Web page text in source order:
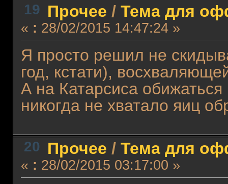
19 Прочее / Тема для
« : 28/02/2015 14:47:24 »
Я просто решил не
год, кстати),
А на Катарсиса обижаться
никогда не хватало яиц
20 Прочее / Тема для
« : 28/02/2015 03:17:00 »